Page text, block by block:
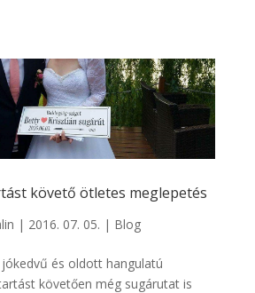
követő ötletes meglepetés
| 2016. 07. 05. | Blog
és oldott hangulatú
követően még sugárutat is